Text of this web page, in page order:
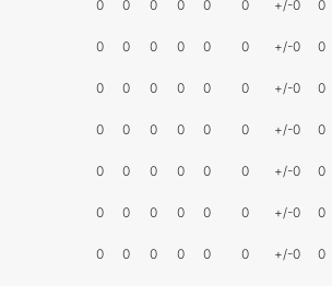
0 0 0 0 0 0 +/-0 0
0 0 0 0 0 0 +/-0 0
0 0 0 0 0 0 +/-0 0
0 0 0 0 0 0 +/-0 0
0 0 0 0 0 0 +/-0 0
0 0 0 0 0 0 +/-0 0
0 0 0 0 0 0 +/-0 0